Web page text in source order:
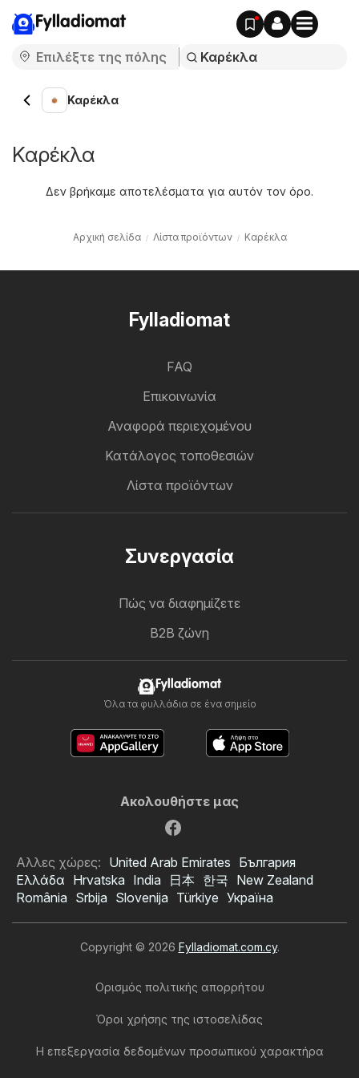
Fylladiomat
Καρέκλα
Καρέκλα
Δεν βρήκαμε αποτελέσματα για αυτόν τον όρο.
Αρχική σελίδα Λίστα προϊόντων Καρέκλα
Fylladiomat
FAQ
Επικοινωνία
Αναφορά περιεχομένου
Κατάλογος τοποθεσιών
Λίστα προϊόντων
Συνεργασία
Πώς να διαφημίζετε
B2B ζώνη
Fylladiomat
Όλα τα φυλλάδια σε ένα σημείο
Ακολουθήστε μας
Αλλες χώρες: United Arab Emirates България
Ελλάδα Hrvatska India 日本 한국 New Zealand
România Srbija Slovenija Türkiye Україна
Copyright © 2026 Fylladiomat.com.cy.
Ορισμός πολιτικής απορρήτου
Όροι χρήσης της ιστοσελίδας
Η επεξεργασία δεδομένων προσωπικού χαρακτήρα